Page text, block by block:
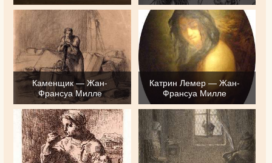
Каменщик — Жан-
Франсуа Милле
Катрин Лемер — Жан-
Франсуа Милле